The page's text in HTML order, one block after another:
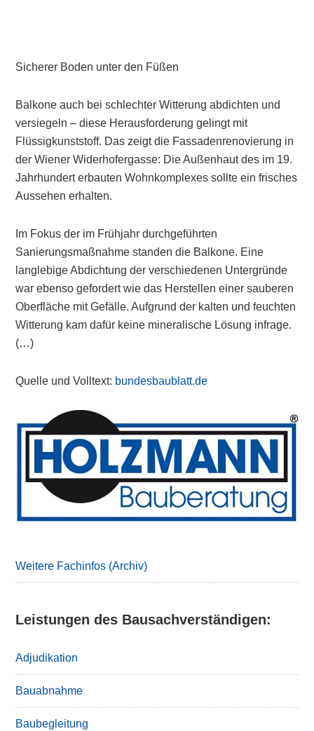
Sicherer Boden unter den Füßen
Balkone auch bei schlechter Witterung abdichten und
versiegeln – diese Herausforderung gelingt mit
Flüssigkunststoff. Das zeigt die Fassadenrenovierung in
der Wiener Widerhofergasse: Die Außenhaut des im 19.
Jahrhundert erbauten Wohnkomplexes sollte ein frisches
Aussehen erhalten.
Im Fokus der im Frühjahr durchgeführten
Sanierungsmaßnahme standen die Balkone. Eine
langlebige Abdichtung der verschiedenen Untergründe
war ebenso gefordert wie das Herstellen einer sauberen
Oberfläche mit Gefälle. Aufgrund der kalten und feuchten
Witterung kam dafür keine mineralische Lösung infrage.
(…)
Quelle und Volltext: bundesbaublatt.de
Primary
Sidebar
Weitere Fachinfos (Archiv)
Leistungen des Bausachverständigen:
Adjudikation
Bauabnahme
Baubegleitung